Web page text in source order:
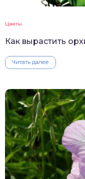
Цветы
Как вырастить
Читать далее